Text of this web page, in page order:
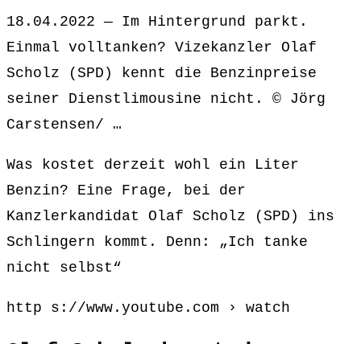
18.04.2022 — Im Hintergrund parkt.
Einmal volltanken? Vizekanzler Olaf
Scholz (SPD) kennt die Benzinpreise
seiner Dienstlimousine nicht. © Jörg
Carstensen/ …
Was kostet derzeit wohl ein Liter
Benzin? Eine Frage, bei der
Kanzlerkandidat Olaf Scholz (SPD) ins
Schlingern kommt. Denn: „Ich tanke
nicht selbst“
http s://www.youtube.com › watch